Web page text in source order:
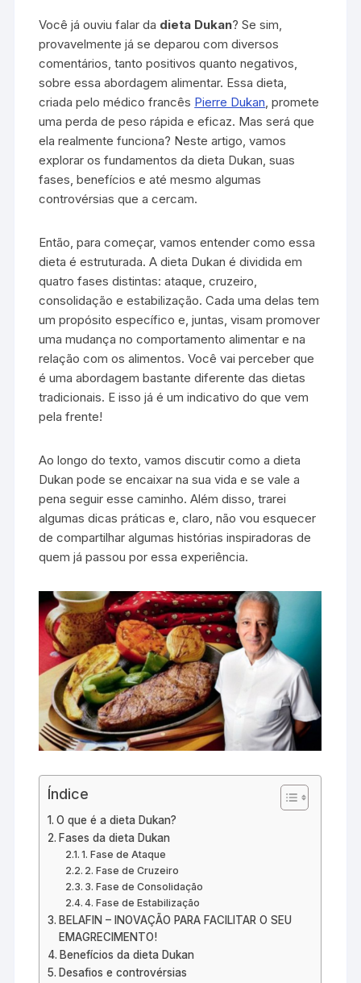
k
er
Você já ouviu falar da dieta Dukan? Se sim,
provavelmente já se deparou com diversos
comentários, tanto positivos quanto negativos,
sobre essa abordagem alimentar. Essa dieta,
criada pelo médico francês Pierre Dukan, promete
uma perda de peso rápida e eficaz. Mas será que
ela realmente funciona? Neste artigo, vamos
explorar os fundamentos da dieta Dukan, suas
fases, benefícios e até mesmo algumas
controvérsias que a cercam.
Então, para começar, vamos entender como essa
dieta é estruturada. A dieta Dukan é dividida em
quatro fases distintas: ataque, cruzeiro,
consolidação e estabilização. Cada uma delas tem
um propósito específico e, juntas, visam promover
uma mudança no comportamento alimentar e na
relação com os alimentos. Você vai perceber que
é uma abordagem bastante diferente das dietas
tradicionais. E isso já é um indicativo do que vem
pela frente!
Ao longo do texto, vamos discutir como a dieta
Dukan pode se encaixar na sua vida e se vale a
pena seguir esse caminho. Além disso, trarei
algumas dicas práticas e, claro, não vou esquecer
de compartilhar algumas histórias inspiradoras de
quem já passou por essa experiência.
Índice
O que é a dieta Dukan?
Fases da dieta Dukan
1. Fase de Ataque
2. Fase de Cruzeiro
3. Fase de Consolidação
4. Fase de Estabilização
BELAFIN – INOVAÇÃO PARA FACILITAR O SEU
EMAGRECIMENTO!
Benefícios da dieta Dukan
Desafios e controvérsias